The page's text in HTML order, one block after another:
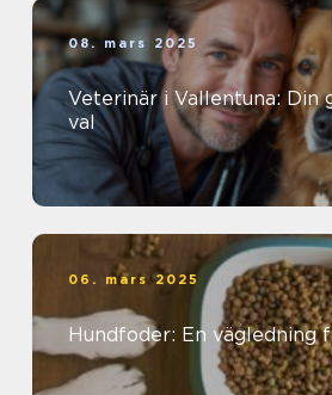
08. mars 2025
Veterinär i Vallentuna: Din
val
06. mars 2025
Hundfoder: En vägledning